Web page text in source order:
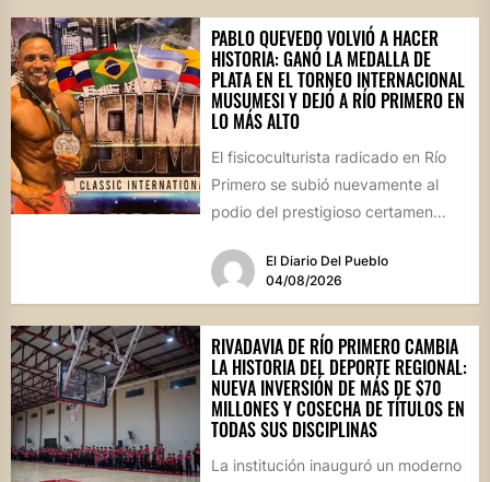
PABLO QUEVEDO VOLVIÓ A HACER
HISTORIA: GANÓ LA MEDALLA DE
PLATA EN EL TORNEO INTERNACIONAL
MUSUMESI Y DEJÓ A RÍO PRIMERO EN
LO MÁS ALTO
El fisicoculturista radicado en Río
Primero se subió nuevamente al
podio del prestigioso certamen
este fin de...El Diario Del Pueblo
04/08/2026
RIVADAVIA DE RÍO PRIMERO CAMBIA
LA HISTORIA DEL DEPORTE REGIONAL:
NUEVA INVERSIÓN DE MÁS DE $70
MILLONES Y COSECHA DE TÍTULOS EN
TODAS SUS DISCIPLINAS
La institución inauguró un moderno